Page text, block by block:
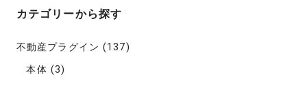
カテゴリーから探す
不動産プラグイン (137)
本体 (3)